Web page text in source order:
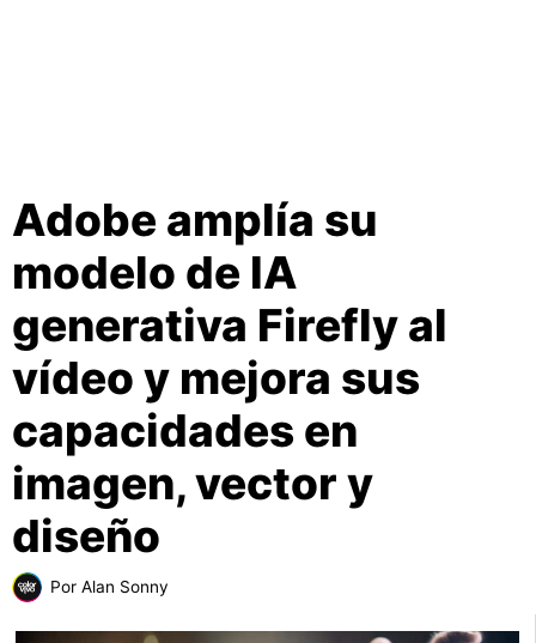
Adobe amplía su
modelo de IA
generativa Firefly al
vídeo y mejora sus
capacidades en
imagen, vector y
diseño
Por Alan Sonny